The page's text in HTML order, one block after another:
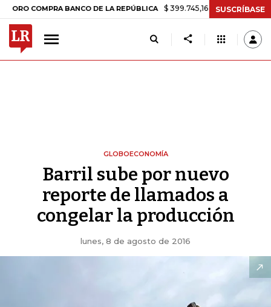
COMPRA BANCO DE LA REPÚBLICA $ 399.745,16 +$ 2.295,71 +0,58%
SUSCRÍBASE
GLOBOECONOMÍA
Barril sube por nuevo
reporte de llamados a
congelar la producción
lunes, 8 de agosto de 2016